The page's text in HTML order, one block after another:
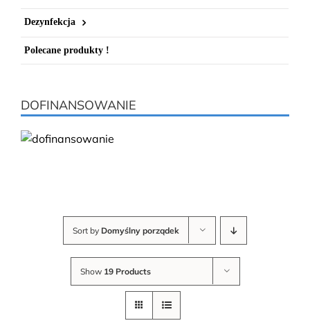
Sort by Domyślny porządek
Show 19 Products
Dezynfekcja
Polecane produkty !
DOFINANSOWANIE